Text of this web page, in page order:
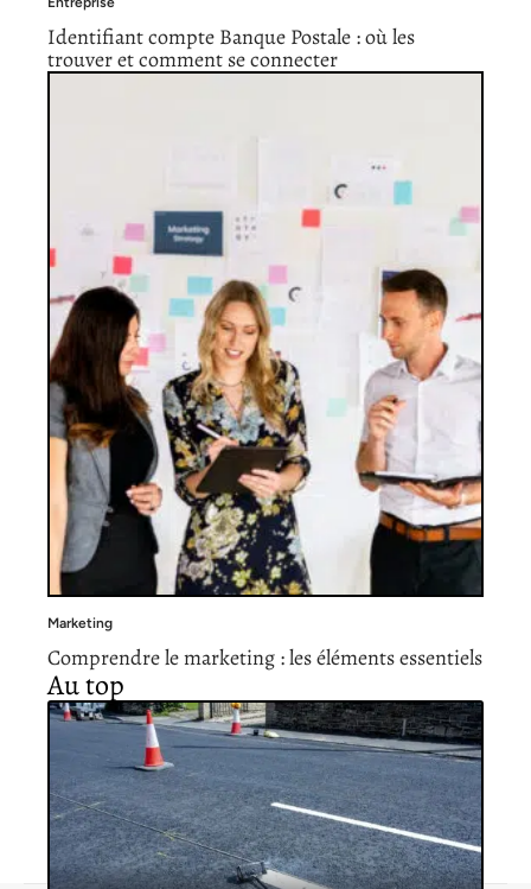
Identifiant compte Banque Postale : où les
trouver et comment se connecter
Marketing
Comprendre le marketing : les éléments essentiels
Au top